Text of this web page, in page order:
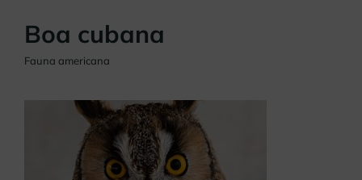
Boa cubana
Fauna americana